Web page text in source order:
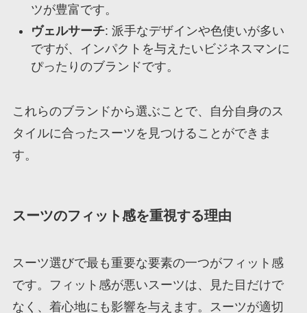
ツが豊富です。
ヴェルサーチ: 派手なデザインや色使いが多い
ですが、インパクトを与えたいビジネスマンに
ぴったりのブランドです。
これらのブランドから選ぶことで、自分自身のス
タイルに合ったスーツを見つけることができま
す。
スーツのフィット感を重視する理由
スーツ選びで最も重要な要素の一つがフィット感
です。フィット感が悪いスーツは、見た目だけで
なく、着心地にも影響を与えます。スーツが適切